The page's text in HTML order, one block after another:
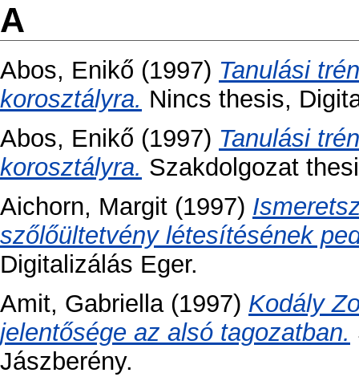
A
Abos, Enikő (1997) Tanulási
korosztályra. Nincs thesis,
Abos, Enikő (1997) Tanulási
korosztályra. Szakdolgozat
Aichorn, Margit (1997)
szőlőültetvény létesítésének
Digitalizálás Eger.
Amit, Gabriella(1997) Kodály
jelentősége az alsó tagozatban.
Jászberény.